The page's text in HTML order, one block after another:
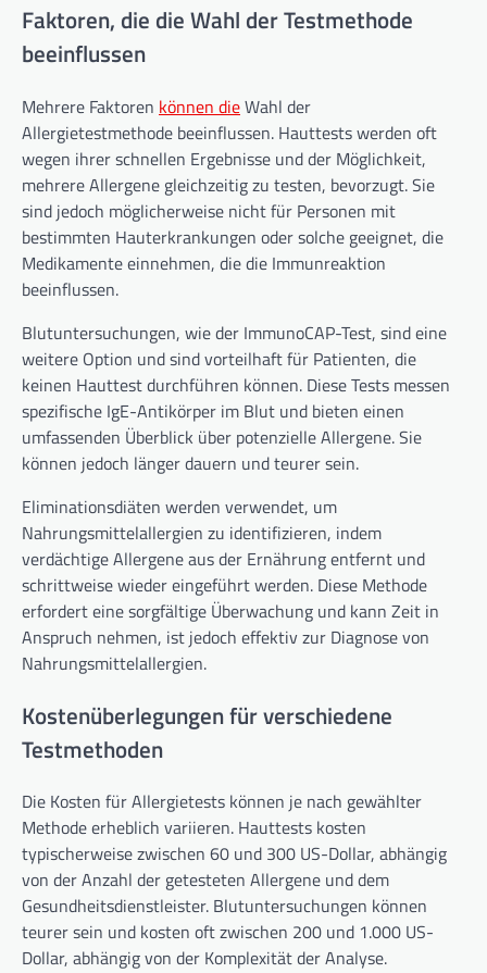
Faktoren, die die Wahl der Testmethode
beeinflussen
Mehrere Faktoren können dieWahl der
Allergietestmethode beeinflussen. Hauttests werden oft
wegen ihrer schnellen Ergebnisse und der Möglichkeit,
mehrere Allergene gleichzeitig zu testen, bevorzugt. Sie
sind jedoch möglicherweise nicht für Personen mit
bestimmten Hauterkrankungen oder solche geeignet, die
Medikamente einnehmen, die die Immunreaktion
beeinflussen.
Blutuntersuchungen, wie der ImmunoCAP-Test, sind eine
weitere Option und sind vorteilhaft für Patienten, die
keinen Hauttest durchführen können. Diese Tests messen
spezifische IgE-Antikörper im Blut und bieten einen
umfassenden Überblick über potenzielle Allergene. Sie
können jedoch länger dauern und teurer sein.
Eliminationsdiäten werden verwendet, um
Nahrungsmittelallergien zu identifizieren, indem
verdächtige Allergene aus der Ernährung entfernt und
schrittweise wieder eingeführt werden. Diese Methode
erfordert eine sorgfältige Überwachung und kann Zeit in
Anspruch nehmen, ist jedoch effektiv zur Diagnose von
Nahrungsmittelallergien.
Kostenüberlegungen für verschiedene
Testmethoden
Die Kosten für Allergietests können je nach gewählter
Methode erheblich variieren. Hauttests kosten
typischerweise zwischen 60 und 300 US-Dollar, abhängig
von der Anzahl der getesteten Allergene und dem
Gesundheitsdienstleister. Blutuntersuchungen können
teurer sein und kosten oft zwischen 200 und 1.000 US-
Dollar, abhängig von der Komplexität der Analyse.